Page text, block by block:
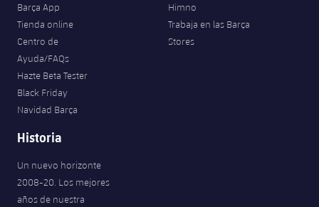
Barça App
Tienda online
Centro de
Ayuda/FAQs
Hazte Beta Tester
Black Friday
Navidad Barça
Himno
Trabaja en las Barça
Stores
Historia
Un nuevo horizonte
2008-20. Los mejores
años de nuestra